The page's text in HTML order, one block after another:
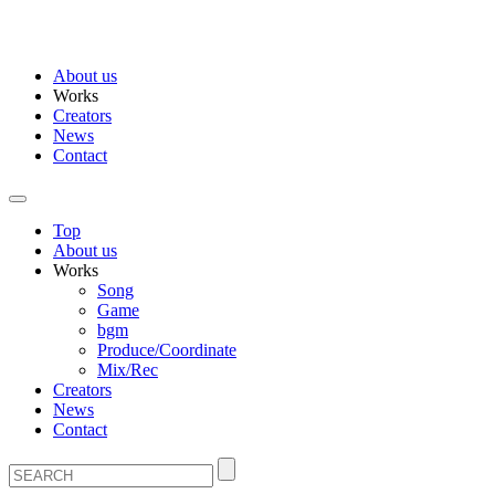
About us
Works
Creators
News
Contact
Top
About us
Works
Song
Game
bgm
Produce/Coordinate
Mix/Rec
Creators
News
Contact